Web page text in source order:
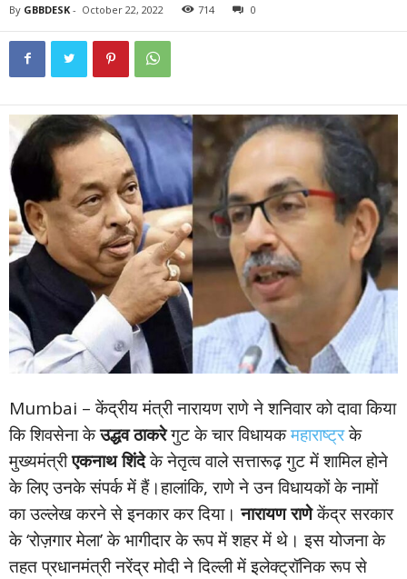
By GBBDESK - October 22, 2022 714 0
Mumbai – केंद्रीय मंत्री नारायण राणे ने शनिवार को दावा किया
कि शिवसेना केउद्धव ठाकरेगुट के चार विधायकमहाराष्ट्रके
मुख्यमंत्रीएकनाथ शिंदेके नेतृत्व वाले सत्तारूढ़ गुट में शामिल होने
के लिए उनके संपर्क में हैं।हालांकि, राणे ने उन विधायकों के नामों
का उल्लेख करने से इनकार कर दिया। नारायण राणेकेंद्र सरकार
के ‘रोज़गार मेला’ के भागीदार के रूप में शहर में थे। इस योजना के
तहत प्रधानमंत्री नरेंद्र मोदी ने दिल्ली में इलेक्ट्रॉनिक रूप से